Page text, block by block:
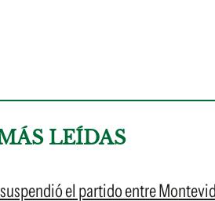
LEÍDAS
el partido entre